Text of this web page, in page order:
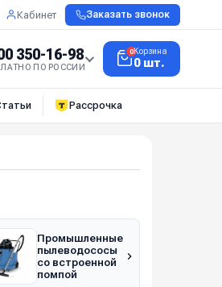
Кабинет Заказать звонок
350-16-98
ПО РОССИИ
0Корзина
0 шт.
Рассрочка
Промышленные
пылеводососы
со встроенной
помпой